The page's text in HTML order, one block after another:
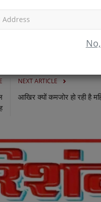
दिएं। राम नाम संकीर्तन में
NEXT ARTICLE
आखिर क्यों कमजोर हो रही है